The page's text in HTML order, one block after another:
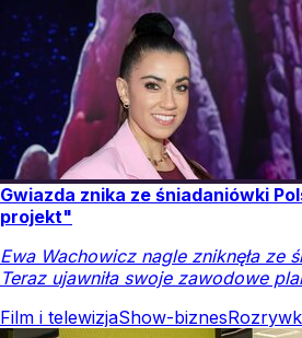
Ujawniono szczegóły aktu
dokumentach mowa o milionach i
Kraj
Show-biznesGwiazdy Rozrywka
nagrywać"